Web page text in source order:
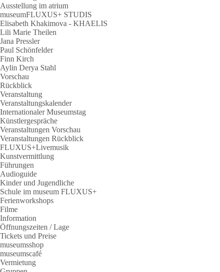
Ausstellung im atrium
museumFLUXUS+ STUDIS
Elisabeth Khakimova - KHAELIS
Lili Marie Theilen
Jana Pressler
Paul Schönfelder
Finn Kirch
Aylin Derya Stahl
Vorschau
Rückblick
Veranstaltung
Veranstaltungskalender
Internationaler Museumstag
Künstlergespräche
Veranstaltungen Vorschau
Veranstaltungen Rückblick
FLUXUS+Livemusik
Kunstvermittlung
Führungen
Audioguide
Kinder und Jugendliche
Schule im museum FLUXUS+
Ferienworkshops
Filme
Information
Öffnungszeiten / Lage
Tickets und Preise
museumsshop
museumscafé
Vermietung